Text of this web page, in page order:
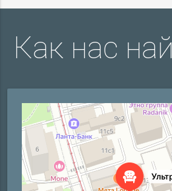
Как нас